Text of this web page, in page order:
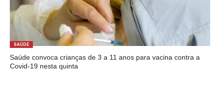
SAÚDE
Saúde convoca crianças de 3 a 11 anos para vacina contra a
Covid-19 nesta quinta